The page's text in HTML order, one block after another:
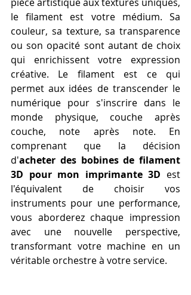
le filament est votre médium. Sa
couleur, sa texture, sa transparence
ou son opacité sont autant de choix
qui enrichissent votre expression
créative. Le filament est ce qui
permet aux idées de transcender le
numérique pour s'inscrire dans le
monde physique, couche après
couche, note après note. En
comprenant que la décision
d'acheter des bobines de filament
3D pour mon imprimante 3D est
l'équivalent de choisir vos
instruments pour une performance,
vous aborderez chaque impression
avec une nouvelle perspective,
transformant votre machine en un
véritable orchestre à votre service.